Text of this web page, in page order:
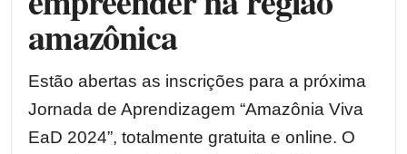
amazônica
Estão abertas as inscrições para a próxima
Jornada de Aprendizagem “Amazônia Viva
EaD 2024”, totalmente gratuita e online. O